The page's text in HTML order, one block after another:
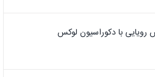
با دکوراسیون لوکس